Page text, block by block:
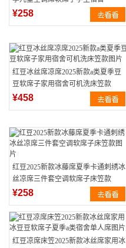
¥258
红豆冰丝席凉席2025新款a类夏季豆
豆软席子家用宿舍可机洗床笠款
¥458
红豆2025新款冰藤席夏季卡通刺绣冰
丝凉席三件套空调软席子床笠款
¥258
红豆凉席床笠2025新款冰丝席家用冰